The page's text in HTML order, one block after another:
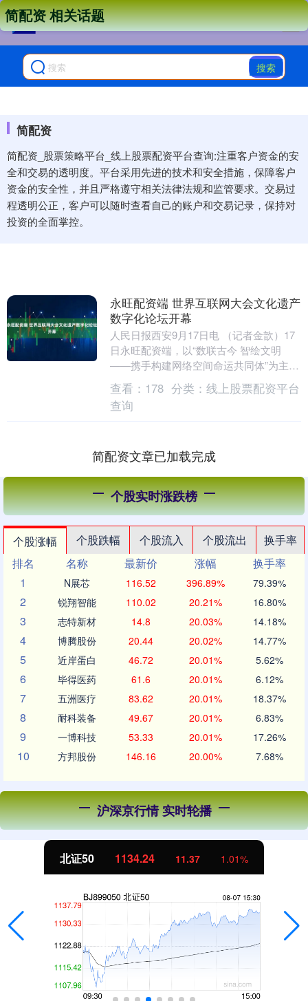
搜索
简配资
简配资_股票策略平台_线上股票配资平台查询:注重客户资金的安
全和交易的透明度。平台采用先进的技术和安全措施，保障客户
资金的安全性，并且严格遵守相关法律法规和监管要求。交易过
程透明公正，客户可以随时查看自己的账户和交易记录，保持对
投资的全面掌控。
简配资 相关话题
永旺配资端 世界互联网大会文化遗产
数字化论坛开幕
人民日报西安9月17日电 （记者金歆）17
日永旺配资端，以“数联古今 智绘文明
——携手构建网络空间命运共同体”为主题
的2025年世界互联网大会文化遗产数字化
论坛....
查看： 178 分类： 线上股票配资平台
查询
简配资文章已加载完成
个股实时涨跌榜
个股涨幅 个股跌幅 个股流入 个股流出
换手率
排名
名称 最新价 涨幅
换手率
1
N展芯 116.52 396.89% 79.39%
2 锐翔智能 110.02 20.21% 16.80%
3 志特新材 14.8 20.03% 14.18%
4 博腾股份 20.44 20.02% 14.77%
5 近岸蛋白 46.72 20.01% 5.62%
6 毕得医药 61.6 20.01% 6.12%
7 五洲医疗 83.62 20.01% 18.37%
8 耐科装备 49.67 20.01% 6.83%
9 一博科技 53.33 20.01% 17.26%
10 方邦股份 146.16 20.00% 7.68%
沪深京行情 实时轮播
北证50 1134.24 11.37 1.01%